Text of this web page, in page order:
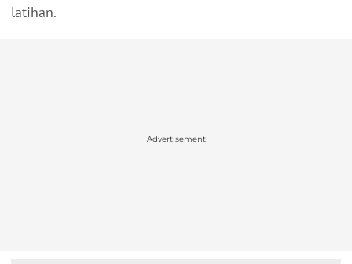
latihan.
Advertisement